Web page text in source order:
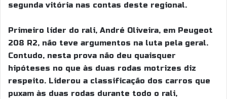
segunda vitória nas contas deste regional.
Primeiro líder do rali, André Oliveira, em Peugeot
208 R2, não teve argumentos na luta pela geral.
Contudo, nesta prova não deu quaisquer
hipóteses no que às duas rodas motrizes diz
respeito. Liderou a classificação dos carros que
puxam às duas rodas durante todo o rali,